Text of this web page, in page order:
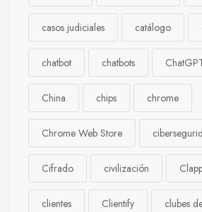
casos judiciales catálogo
chatbot chatbots
China chips chrome
Chrome Web Store
Cifrado civilización
clientes Clientify clubes